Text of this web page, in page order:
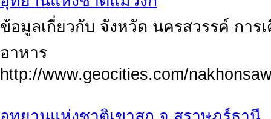
ข้อมูลเกี่ยวกับ จังหวัด นครสวรรค์ การ
อาหาร
http://www.geocities.com/